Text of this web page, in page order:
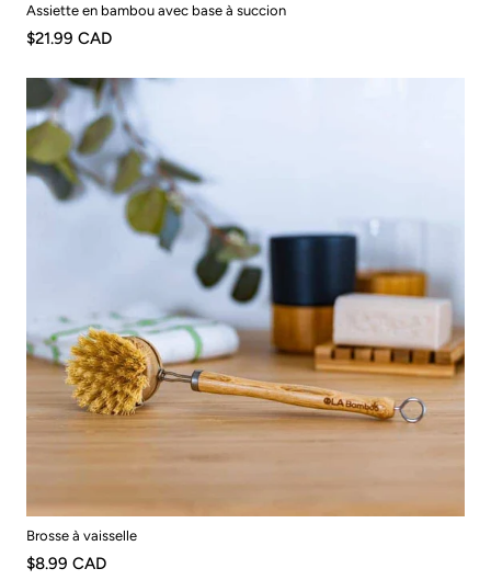
Assiette en bambou avec base à succion
$21.99 CAD
Brosse à vaisselle
$8.99 CAD